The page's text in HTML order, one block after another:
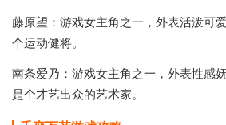
藤原望：游戏女主角之一，外表活泼可
个运动健将。
南条爱乃：游戏女主角之一，外表性感
是个才艺出众的艺术家。